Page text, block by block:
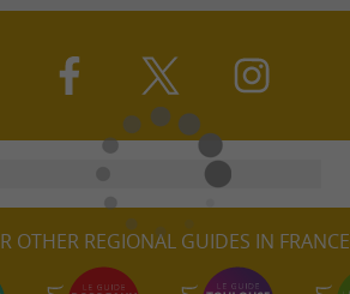
OTHER REGIONAL GUIDES IN FRANCE